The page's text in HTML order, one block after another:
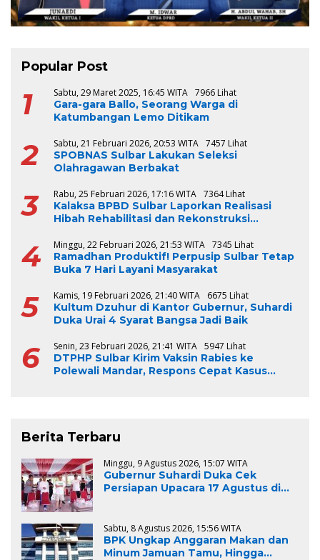
Popular Post
1 Sabtu, 29 Maret 2025, 16:45 WITA 7966 Lihat
Gara-gara Ballo, Seorang Warga di
Katumbangan Lemo Ditikam
2 Sabtu, 21 Februari 2026, 20:53 WITA 7457 Lihat
SPOBNAS Sulbar Lakukan Seleksi
Olahragawan Berbakat
3 Rabu, 25 Februari 2026, 17:16 WITA 7364 Lihat
Kalaksa BPBD Sulbar Laporkan Realisasi
Hibah Rehabilitasi dan Rekonstruksi
4 Minggu, 22 Februari 2026, 21:53 WITA 7345 Lihat
Ramadhan Produktif! Perpusip Sulbar Tetap
Buka 7 Hari Layani Masyarakat
5 Kamis, 19 Februari 2026, 21:40 WITA 6675 Lihat
Kultum Dzuhur di Kantor Gubernur, Suhardi
Duka Urai 4 Syarat Bangsa Jadi Baik
6 Senin, 23 Februari 2026, 21:41 WITA 5947 Lihat
DTPHP Sulbar Kirim Vaksin Rabies ke
Polewali Mandar, Respons Cepat Kasus
Berita Terbaru
Minggu, 9 Agustus 2026, 15:07 WITA
Gubernur Suhardi Duka Cek
Persiapan Upacara 17 Agustus di
Sabtu, 8 Agustus 2026, 15:56 WITA
BPK Ungkap Anggaran Makan dan
Minum Jamuan Tamu, Hingga